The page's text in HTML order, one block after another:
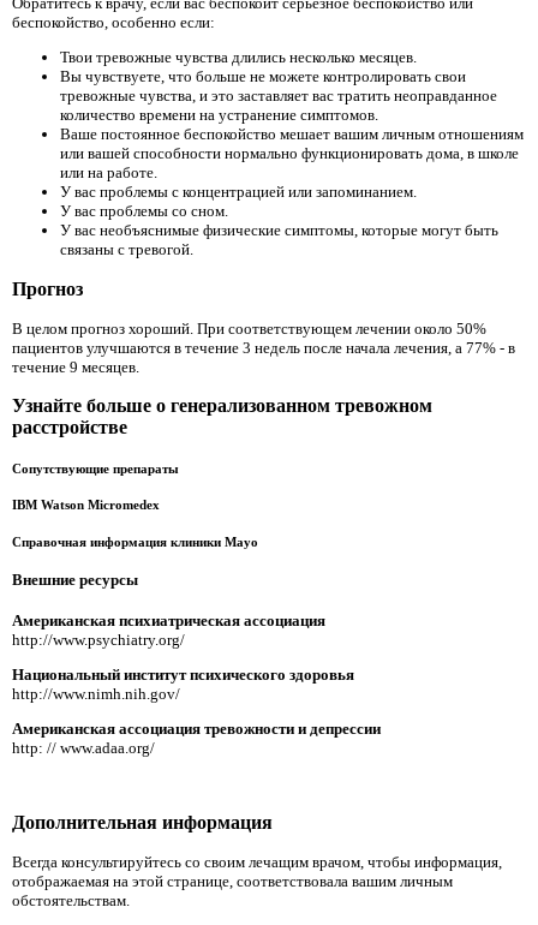
беспокойство, особенно если:
Твои тревожные чувства длились несколько месяцев.
Вы чувствуете, что больше не можете контролировать свои
тревожные чувства, и это заставляет вас тратить неоправданное
количество времени на устранение симптомов.
Ваше постоянное беспокойство мешает вашим личным отношениям
или вашей способности нормально функционировать дома, в школе
или на работе.
У вас проблемы с концентрацией или запоминанием.
У вас проблемы со сном.
У вас необъяснимые физические симптомы, которые могут быть
связаны с тревогой.
Прогноз
В целом прогноз хороший. При соответствующем лечении около 50%
пациентов улучшаются в течение 3 недель после начала лечения, а 77% - в
течение 9 месяцев.
Узнайте больше о генерализованном тревожном
расстройстве
Сопутствующие препараты
IBM Watson Micromedex
Справочная информация клиники Mayo
Внешние ресурсы
Американская психиатрическая ассоциация
http://www.psychiatry.org/
Национальный институт психического здоровья
http://www.nimh.nih.gov/
Американская ассоциация тревожности и депрессии
http: // www.adaa.org/
Дополнительная информация
Всегда консультируйтесь со своим лечащим врачом, чтобы информация,
отображаемая на этой странице, соответствовала вашим личным
обстоятельствам.